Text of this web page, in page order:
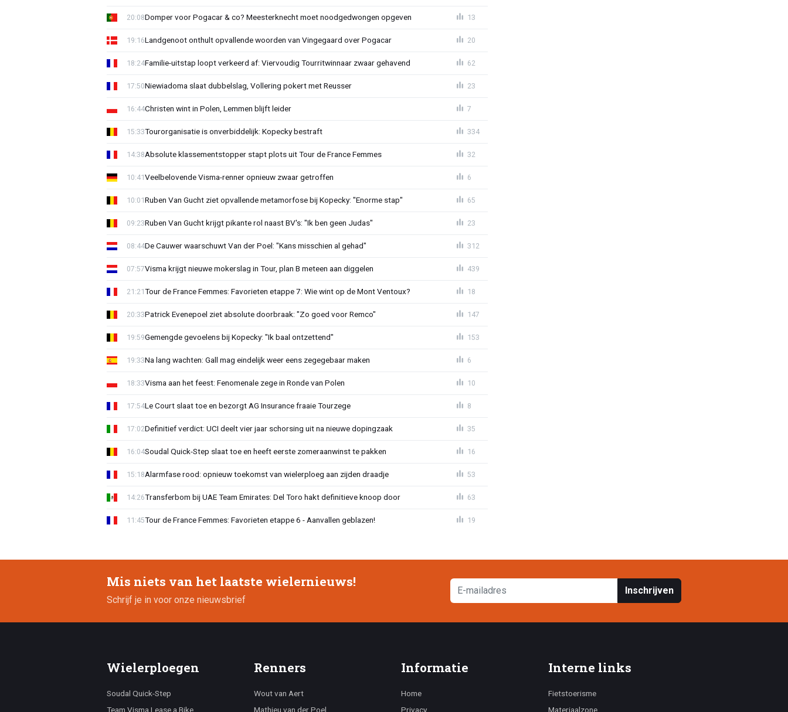
Domper voor Pogacar & co? Meesterknecht moet noodgedwongen opgeven
20:08 13
Landgenoot onthult opvallende woorden van Vingegaard over Pogacar
19:16 20
Familie-uitstap loopt verkeerd af: Viervoudig Tourritwinnaar zwaar gehavend
18:24 62
Niewiadoma slaat dubbelslag, Vollering pokert met Reusser
17:50 23
Christen wint in Polen, Lemmen blijft leider
16:44 7
Tourorganisatie is onverbiddelijk: Kopecky bestraft
15:33 334
Absolute klassementstopper stapt plots uit Tour de France Femmes
14:38 32
Veelbelovende Visma-renner opnieuw zwaar getroffen
10:41 6
Ruben Van Gucht ziet opvallende metamorfose bij Kopecky: "Enorme stap"
10:01 65
Ruben Van Gucht krijgt pikante rol naast BV's: "Ik ben geen Judas"
09:23 23
De Cauwer waarschuwt Van der Poel: "Kans misschien al gehad"
08:44 312
Visma krijgt nieuwe mokerslag in Tour, plan B meteen aan diggelen
07:57 439
Tour de France Femmes: Favorieten etappe 7: Wie wint op de Mont Ventoux?
21:21 18
Patrick Evenepoel ziet absolute doorbraak: "Zo goed voor Remco"
20:33 147
Gemengde gevoelens bij Kopecky: "Ik baal ontzettend"
19:59 153
Na lang wachten: Gall mag eindelijk weer eens zegegebaar maken
19:33 6
Visma aan het feest: Fenomenale zege in Ronde van Polen
18:33 10
Le Court slaat toe en bezorgt AG Insurance fraaie Tourzege
17:54 8
Definitief verdict: UCI deelt vier jaar schorsing uit na nieuwe dopingzaak
17:02 35
Soudal Quick-Step slaat toe en heeft eerste zomeraanwinst te pakken
16:04 16
Alarmfase rood: opnieuw toekomst van wielerploeg aan zijden draadje
15:18 53
Transferbom bij UAE Team Emirates: Del Toro hakt definitieve knoop door
14:26 63
Tour de France Femmes: Favorieten etappe 6 - Aanvallen geblazen!
11:45 19
Mis niets van het laatste wielernieuws!
Schrijf je in voor onze nieuwsbrief
Inschrijven
Wielerploegen
Soudal Quick-Step
Team Visma Lease a Bike
Renners
Wout van Aert
Mathieu van der Poel
Informatie
Home
Privacy
Interne links
Fietstoerisme
Materiaalzone